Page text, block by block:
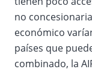
no
económico
países que
combinado, la